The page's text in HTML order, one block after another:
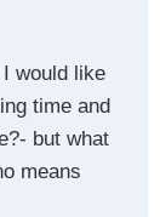
would like
time and
but what
means